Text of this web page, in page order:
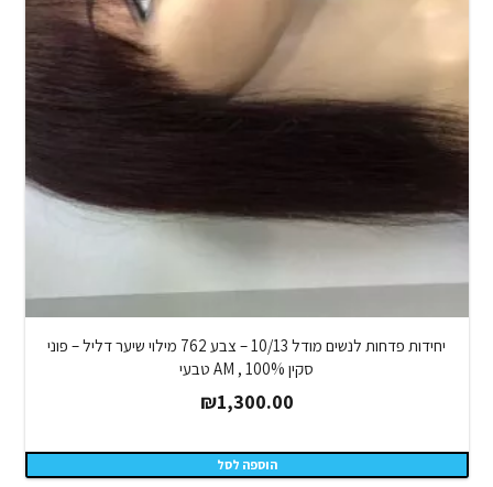
יחידות פדחות לנשים מודל 10/13 – צבע 762 מילוי שיער דליל – פוני
סקין AM , 100% טבעי
₪1,300.00
הוספה לסל